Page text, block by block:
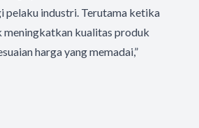
pelaku industri. Terutama ketika
kualitas produk
harga yang memadai,”